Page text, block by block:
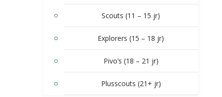
Scouts (11 – 15 jr)
Explorers (15 – 18 jr)
Pivo’s (18 – 21 jr)
Plusscouts (21+ jr)